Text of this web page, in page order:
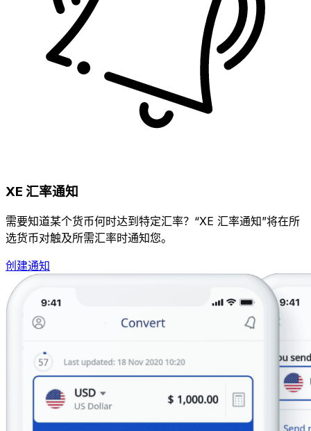
XE 汇率通知
需要知道某个货币何时达到特定汇率？“XE 汇率通知”将在所
选货币对触及所需汇率时通知您。
创建通知